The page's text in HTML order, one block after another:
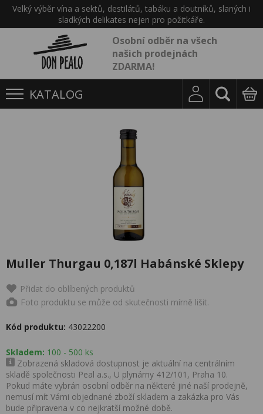
Velký výběr vína a sektů, destilátů, tabáku a doutníků, slaných i
sladkých delikates nejen pro požitkáře.
Osobní odběr na všech
našich prodejnách
ZDARMA!
KATALOG
Muller Thurgau 0,187l Habánské Sklepy
Přidat do oblíbených produktů
Foto produktu se může od skutečnosti mírně lišit.
Kód produktu: 43022200
Skladem: 100 - 500 ks
Zobrazená skladová dostupnost je aktuální na centrálním
skladě společnosti Peal a.s., U plynárny 412/101, Praha 10.
Pokud máte vybrán osobní odběr na některé jiné naší prodejně,
nemusí mít Vámi objednané zboží skladem a zakázka pro Vás
bude připravena v co nejkratší možné době.